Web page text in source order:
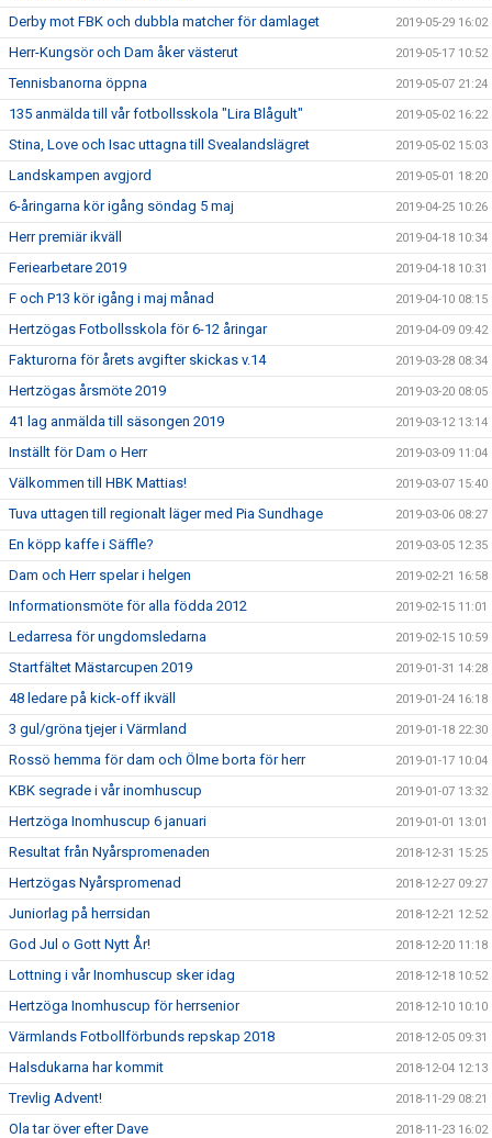
Derby mot FBK och dubbla matcher för damlaget 2019-05-29 16:02
Herr-Kungsör och Dam åker västerut 2019-05-17 10:52
Tennisbanorna öppna 2019-05-07 21:24
135 anmälda till vår fotbollsskola "Lira Blågult" 2019-05-02 16:22
Stina, Love och Isac uttagna till Svealandslägret 2019-05-02 15:03
Landskampen avgjord 2019-05-01 18:20
6-åringarna kör igång söndag 5 maj 2019-04-25 10:26
Herr premiär ikväll 2019-04-18 10:34
Feriearbetare 2019 2019-04-18 10:31
F och P13 kör igång i maj månad 2019-04-10 08:15
Hertzögas Fotbollsskola för 6-12 åringar 2019-04-09 09:42
Fakturorna för årets avgifter skickas v.14 2019-03-28 08:34
Hertzögas årsmöte 2019 2019-03-20 08:05
41 lag anmälda till säsongen 2019 2019-03-12 13:14
Inställt för Dam o Herr 2019-03-09 11:04
Välkommen till HBK Mattias! 2019-03-07 15:40
Tuva uttagen till regionalt läger med Pia Sundhage 2019-03-06 08:27
En köpp kaffe i Säffle? 2019-03-05 12:35
Dam och Herr spelar i helgen 2019-02-21 16:58
Informationsmöte för alla födda 2012 2019-02-15 11:01
Ledarresa för ungdomsledarna 2019-02-15 10:59
Startfältet Mästarcupen 2019 2019-01-31 14:28
48 ledare på kick-off ikväll 2019-01-24 16:18
3 gul/gröna tjejer i Värmland 2019-01-18 22:30
Rossö hemma för dam och Ölme borta för herr 2019-01-17 10:04
KBK segrade i vår inomhuscup 2019-01-07 13:32
Hertzöga Inomhuscup 6 januari 2019-01-01 13:01
Resultat från Nyårspromenaden 2018-12-31 15:25
Hertzögas Nyårspromenad 2018-12-27 09:27
Juniorlag på herrsidan 2018-12-21 12:52
God Jul o Gott Nytt År! 2018-12-20 11:18
Lottning i vår Inomhuscup sker idag 2018-12-18 10:52
Hertzöga Inomhuscup för herrsenior 2018-12-10 10:10
Värmlands Fotbollförbunds repskap 2018 2018-12-05 09:31
Halsdukarna har kommit 2018-12-04 12:13
Trevlig Advent! 2018-11-29 08:21
Ola tar över efter Dave 2018-11-23 16:02